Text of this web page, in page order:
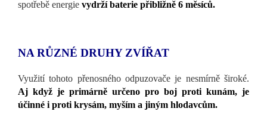
spotřebě energie vydrží baterie přibližně 6 měsíců.
NA RŮZNÉ DRUHY ZVÍŘAT
Využití tohoto přenosného odpuzovače je nesmírně široké.
Aj když je primárně určeno pro boj proti kunám, je
účinné i proti krysám, myším a jiným hlodavcům.